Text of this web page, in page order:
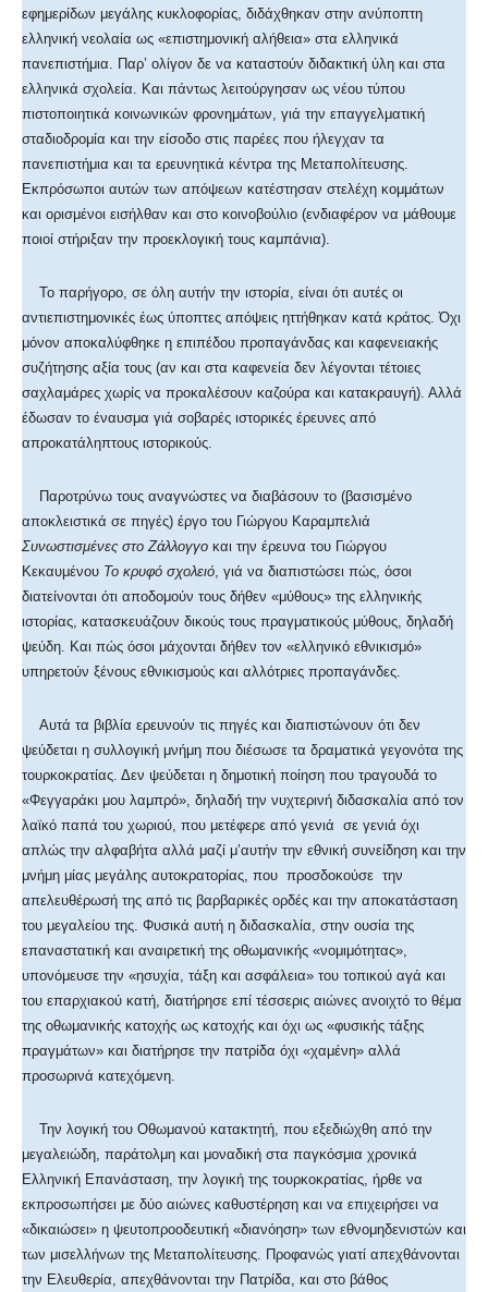
εφημερίδων μεγάλης κυκλοφορίας, διδάχθηκαν στην ανύποπτη
ελληνική νεολαία ως «επιστημονική αλήθεια» στα ελληνικά
πανεπιστήμια. Παρ’ ολίγον δε να καταστούν διδακτική ύλη και στα
ελληνικά σχολεία. Και πάντως λειτούργησαν ως νέου τύπου
πιστοποιητικά κοινωνικών φρονημάτων, γιά την επαγγελματική
σταδιοδρομία και την είσοδο στις παρέες που ήλεγχαν τα
πανεπιστήμια και τα ερευνητικά κέντρα της Μεταπολίτευσης.
Εκπρόσωποι αυτών των απόψεων κατέστησαν στελέχη κομμάτων
και ορισμένοι εισήλθαν και στο κοινοβούλιο (ενδιαφέρον να μάθουμε
ποιοί στήριξαν την προεκλογική τους καμπάνια).
Το παρήγορο, σε όλη αυτήν την ιστορία, είναι ότι αυτές οι
αντιεπιστημονικές έως ύποπτες απόψεις ηττήθηκαν κατά κράτος. Όχι
μόνον αποκαλύφθηκε η επιπέδου προπαγάνδας και καφενειακής
συζήτησης αξία τους (αν και στα καφενεία δεν λέγονται τέτοιες
σαχλαμάρες χωρίς να προκαλέσουν καζούρα και κατακραυγή). Αλλά
έδωσαν το έναυσμα γιά σοβαρές ιστορικές έρευνες από
απροκατάληπτους ιστορικούς.
Παροτρύνω τους αναγνώστες να διαβάσουν το (βασισμένο
αποκλειστικά σε πηγές) έργο του Γιώργου Καραμπελιά
Συνωστισμένες στο Ζάλλογγο και την έρευνα του Γιώργου
Κεκαυμένου Το κρυφό σχολειό, γιά να διαπιστώσει πώς, όσοι
διατείνονται ότι αποδομούν τους δήθεν «μύθους» της ελληνικής
ιστορίας, κατασκευάζουν δικούς τους πραγματικούς μύθους, δηλαδή
ψεύδη. Και πώς όσοι μάχονται δήθεν τον «ελληνικό εθνικισμό»
υπηρετούν ξένους εθνικισμούς και αλλότριες προπαγάνδες.
Αυτά τα βιβλία ερευνούν τις πηγές και διαπιστώνουν ότι δεν
ψεύδεται η συλλογική μνήμη που διέσωσε τα δραματικά γεγονότα της
τουρκοκρατίας. Δεν ψεύδεται η δημοτική ποίηση που τραγουδά το
«Φεγγαράκι μου λαμπρό», δηλαδή την νυχτερινή διδασκαλία από τον
λαϊκό παπά του χωριού, που μετέφερε από γενιά σε γενιά όχι
απλώς την αλφαβήτα αλλά μαζί μ’αυτήν την εθνική συνείδηση και την
μνήμη μίας μεγάλης αυτοκρατορίας, που προσδοκούσε την
απελευθέρωσή της από τις βαρβαρικές ορδές και την αποκατάσταση
του μεγαλείου της. Φυσικά αυτή η διδασκαλία, στην ουσία της
επαναστατική και αναιρετική της οθωμανικής «νομιμότητας»,
υπονόμευσε την «ησυχία, τάξη και ασφάλεια» του τοπικού αγά και
του επαρχιακού κατή, διατήρησε επί τέσσερις αιώνες ανοιχτό το θέμα
της οθωμανικής κατοχής ως κατοχής και όχι ως «φυσικής τάξης
πραγμάτων» και διατήρησε την πατρίδα όχι «χαμένη» αλλά
προσωρινά κατεχόμενη.
Την λογική του Οθωμανού κατακτητή, που εξεδιώχθη από την
μεγαλειώδη, παράτολμη και μοναδική στα παγκόσμια χρονικά
Ελληνική Επανάσταση, την λογική της τουρκοκρατίας, ήρθε να
εκπροσωπήσει με δύο αιώνες καθυστέρηση και να επιχειρήσει να
«δικαιώσει» η ψευτοπροοδευτική «διανόηση» των εθνομηδενιστών και
των μισελλήνων της Μεταπολίτευσης. Προφανώς γιατί απεχθάνονται
την Ελευθερία, απεχθάνονται την Πατρίδα, και στο βάθος